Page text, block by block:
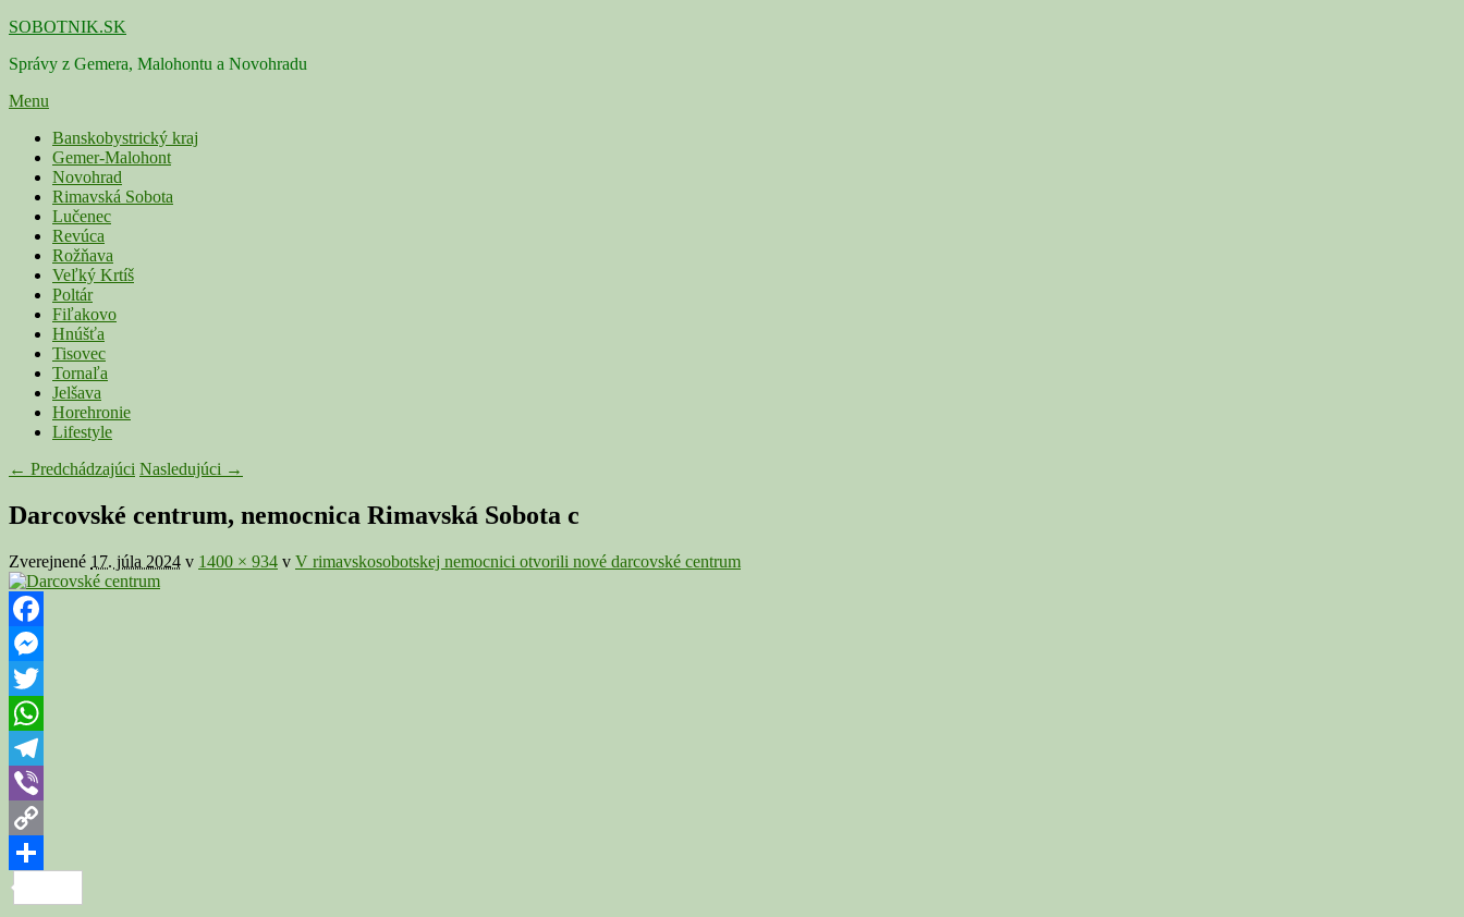
Skip
content
SOBOTNIK.SK
Správy z Gemera, Malohontu a Novohradu
Menu
Primárne
menu
Banskobystrický kraj
Gemer-Malohont
Novohrad
Rimavská Sobota
Lučenec
Revúca
Rožňava
Veľký Krtíš
Poltár
Fiľakovo
Hnúšťa
Tisovec
Tornaľa
Jelšava
Horehronie
Lifestyle
Navigácia
galérii
← Predchádzajúci Nasledujúci →
Darcovské centrum, nemocnica Rimavská Sobota c
Zverejnené 17. júla 2024 v 1400 × 934 v V rimavskosobotskej nemocnici otvorili nové darcovské centrum
Facebook
Messenger
Twitter
WhatsApp
Telegram
Viber
Copy
Link